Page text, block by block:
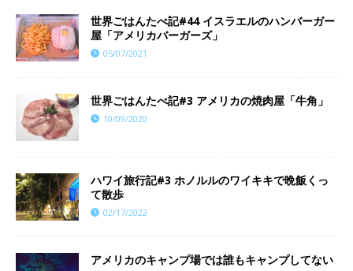
世界ごはんたべ記#44 イスラエルのハンバーガー
屋「アメリカバーガーズ」
05/07/2021
世界ごはんたべ記#3 アメリカの焼肉屋「牛角」
10/09/2020
ハワイ旅行記#3 ホノルルのワイキキで晩飯くっ
て散歩
02/17/2022
アメリカのキャンプ場では誰もキャンプしてない